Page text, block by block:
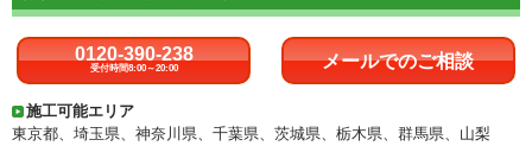
0120-390-238
受付時間8:00～20:00 メールでのご相談
施工可能エリア
東京都、埼玉県、神奈川県、千葉県、茨城県、栃木県、群馬県、山梨